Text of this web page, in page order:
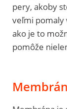
pery, akoby
veľmi pomaly
ako je to
pomôže